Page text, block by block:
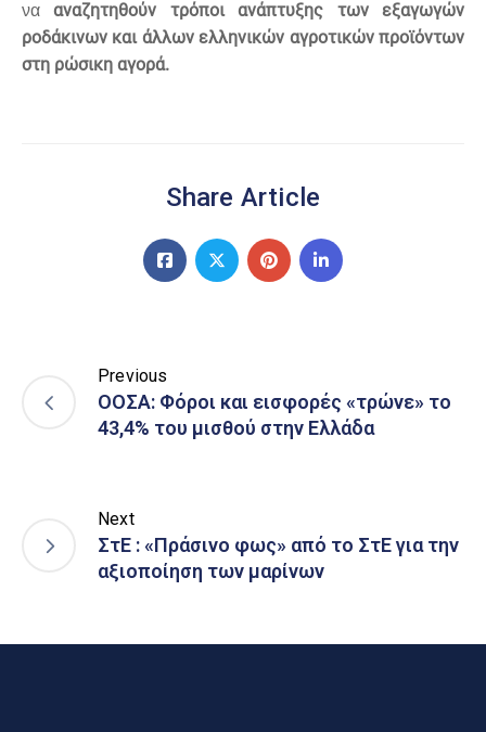
να αναζητηθούν τρόποι ανάπτυξης των εξαγωγών
ροδάκινων και άλλων ελληνικών αγροτικών προϊόντων
στη ρώσικη αγορά.
Share Article
Previous
ΟΟΣΑ: Φόροι και εισφορές «τρώνε» το
43,4% του μισθού στην Ελλάδα
Next
ΣτΕ : «Πράσινο φως» από το ΣτΕ για την
αξιοποίηση των μαρίνων